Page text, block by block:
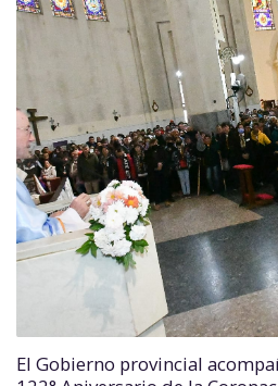
El Gobierno provincial